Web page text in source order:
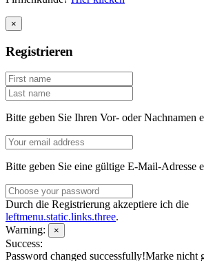
×
Registrieren
Bitte geben Sie Ihren Vor- oder Nachnamen
Bitte geben Sie eine gültige E-Mail-Adresse
Durch die Registrierung akzeptiere ich die
leftmenu.static.links.three.
Warning:
×
Success:
Password changed successfully!Marke nicht